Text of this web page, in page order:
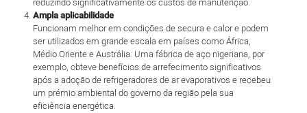
Ampla aplicabilidade
Funcionam melhor em condições de secura e calor e podem
ser utilizados em grande escala em países como África,
Médio Oriente e Austrália. Uma fábrica de aço nigeriana, por
exemplo, obteve benefícios de arrefecimento significativos
após a adoção de refrigeradores de ar evaporativos e recebeu
um prémio ambiental do governo da região pela sua
eficiência energética.